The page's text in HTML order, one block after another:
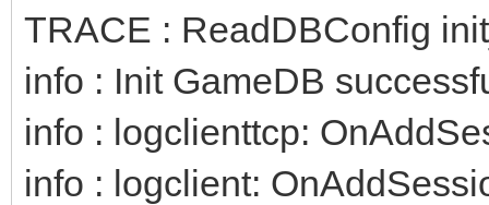
TRACE : ReadDBConfig
info : Init GameDB
info : logclienttcp:
info : logclient: